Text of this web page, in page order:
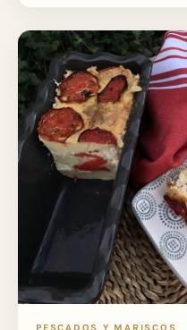
PESCADOS Y MARISCOS